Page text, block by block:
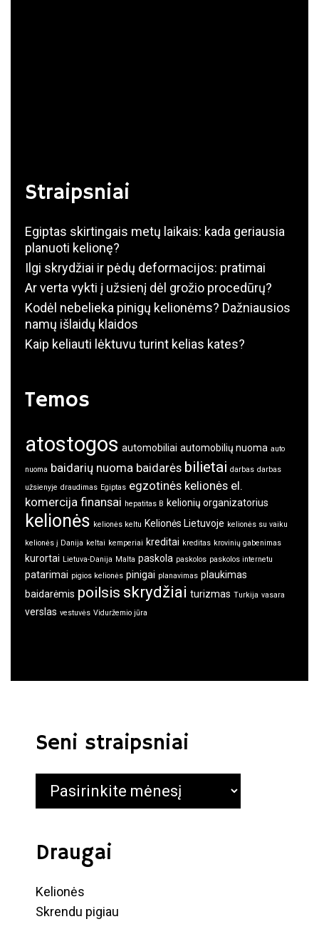
Straipsniai
Egiptas skirtingais metų laikais: kada geriausia
planuoti kelionę?
Ilgi skrydžiai ir pėdų deformacijos: pratimai
Ar verta vykti į užsienį dėl grožio procedūrų?
Kodėl nebelieka pinigų kelionėms? Dažniausios
namų išlaidų klaidos
Kaip keliauti lėktuvu turint kelias kates?
Temos
atostogos automobiliai automobilių nuoma auto
nuoma baidarių nuoma baidarės bilietai darbas darbas
užsienyje draudimas Egiptas egzotinės kelionės el.
komercija finansai hepatitas B kelionių organizatorius
kelionės kelionės keltu Kelionės Lietuvoje kelionės su vaiku
kelionės į Danija keltai kemperiai kreditai kreditas krovinių gabenimas
kurortai Lietuva-Danija Malta paskola paskolos paskolos internetu
patarimai pigios kelionės pinigai planavimas plaukimas
baidarėmis poilsis skrydžiai turizmas Turkija vasara
verslas vestuvės Viduržemio jūra
Seni straipsniai
straipsniai
Draugai
Kelionės
Skrendu pigiau